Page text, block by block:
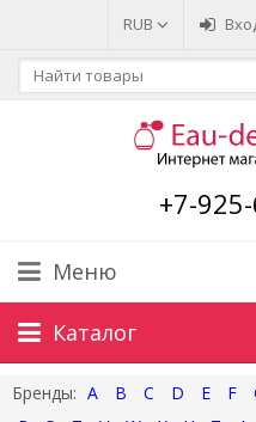
RUB
+7-
Меню
Каталог
A B C D E F